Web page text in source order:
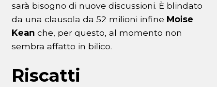
sarà bisogno di nuove discussioni. È blindato
da una clausola da 52 milioni infine Moise
Kean che, per questo, al momento non
sembra affatto in bilico.
Riscatti